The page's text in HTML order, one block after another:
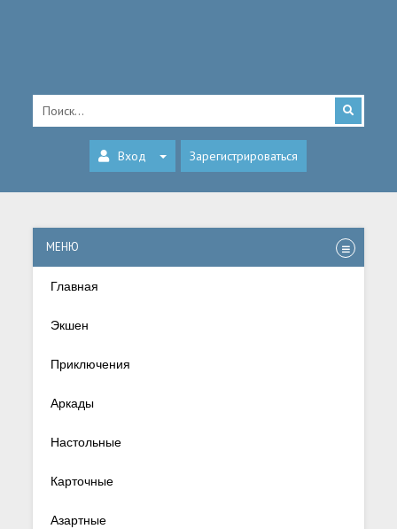
Вход Зарегистрироваться
МЕНЮ
Главная
Экшен
Приключения
Аркады
Настольные
Карточные
Азартные